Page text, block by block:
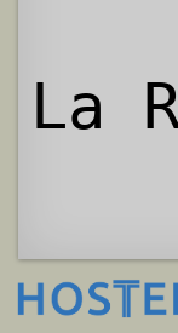
La